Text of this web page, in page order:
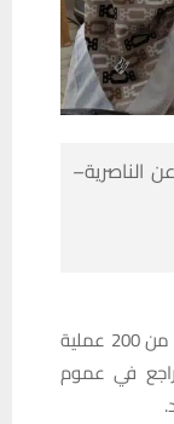
الناصرية–
أفادت مديرية صحة ذي قار بأنها أجرت أكثر من 200 عملية
ما يزيد على 21200 مراجع في عموم